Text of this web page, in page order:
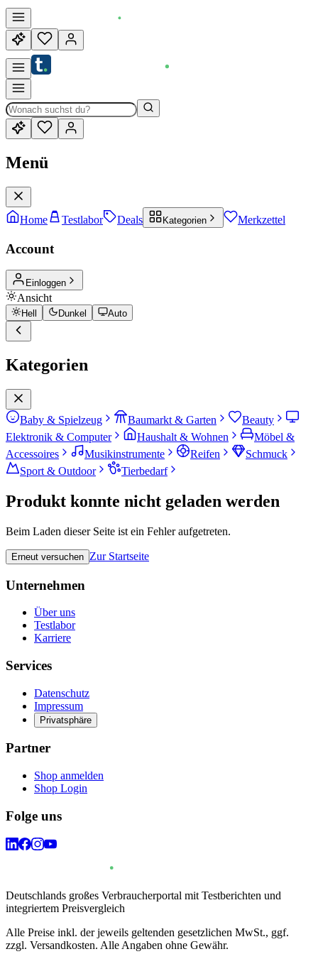
Menü
Home Testlabor Deals Kategorien Merkzettel
Account
Einloggen
Ansicht
Hell Dunkel Auto
Kategorien
Baby & Spielzeug Baumarkt & Garten
Beauty
Elektronik & Computer
Haushalt & Wohnen
Möbel &
Accessoires
Musikinstrumente Reifen
Schmuck
Sport & Outdoor
Tierbedarf
Produkt konnte nicht geladen werden
Beim Laden dieser Seite ist ein Fehler aufgetreten.
Erneut versuchen Zur Startseite
Unternehmen
Über uns
Testlabor
Karriere
Services
Datenschutz
Impressum
Privatsphäre
Partner
Shop anmelden
Shop Login
Folge uns
Deutschlands großes Verbraucherportal mit Testberichten und
integriertem Preisvergleich
Alle Preise inkl. der jeweils geltenden gesetzlichen MwSt., ggf.
zzgl. Versandkosten. Alle Angaben ohne Gewähr.